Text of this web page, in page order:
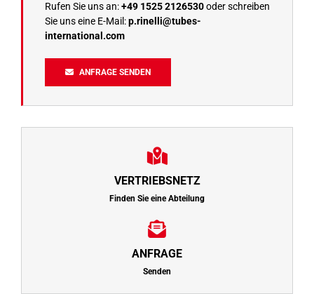
Rufen Sie uns an:+49 1525 2126530oder schreiben
Sie uns eine E-Mail:p.rinelli@tubes-
international.com
ANFRAGE SENDEN
VERTRIEBSNETZ
Finden Sie eine Abteilung
ANFRAGE
Senden